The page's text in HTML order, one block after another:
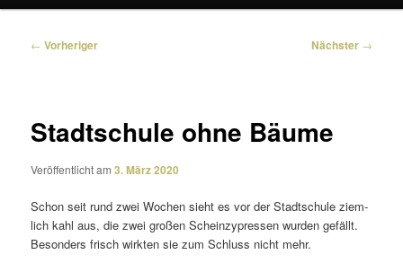
Beitragsnavigation
← Vorheriger Nächster →
Stadtschule ohne Bäume
Veröffentlicht am3. März 2020
Schon seit rund zwei Wochen sieht es vor der Stadtschule ziem­
lich kahl aus, die zwei großen Scheinzypressen wurden gefällt.
Besonders frisch wirkten sie zum Schluss nicht mehr.